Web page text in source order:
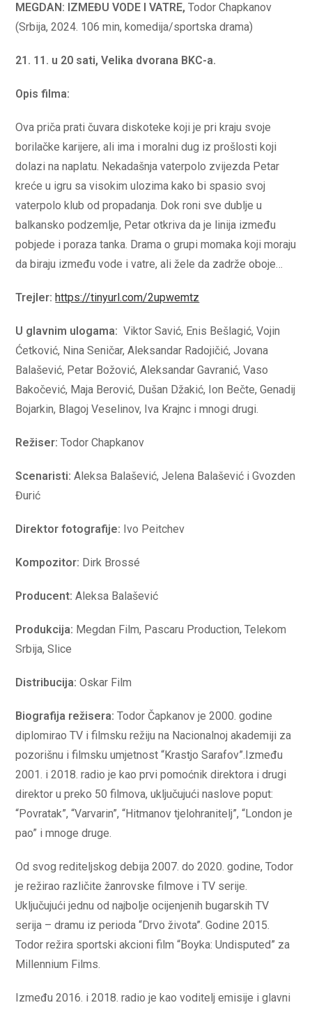
MEGDAN: IZMEĐU VODE I VATRE,Todor Chapkanov
(Srbija, 2024. 106 min, komedija/sportska drama)
21. 11. u 20 sati, Velika dvorana BKC-a.
Opis filma:
Ova priča prati čuvara diskoteke koji je pri kraju svoje
borilačke karijere, ali ima i moralni dug iz prošlosti koji
dolazi na naplatu. Nekadašnja vaterpolo zvijezda Petar
kreće u igru sa visokim ulozima kako bi spasio svoj
vaterpolo klub od propadanja. Dok roni sve dublje u
balkansko podzemlje, Petar otkriva da je linija između
pobjede i poraza tanka. Drama o grupi momaka koji moraju
da biraju između vode i vatre, ali žele da zadrže oboje…
Trejler: https://tinyurl.com/2upwemtz
U glavnim ulogama: Viktor Savić, Enis Bešlagić, Vojin
Ćetković, Nina Seničar, Aleksandar Radojičić, Jovana
Balašević, Petar Božović, Aleksandar Gavranić, Vaso
Bakočević, Maja Berović, Dušan Džakić, Ion Bečte, Genadij
Bojarkin, Blagoj Veselinov, Iva Krajnc i mnogi drugi.
Režiser: Todor Chapkanov
Scenaristi: Aleksa Balašević, Jelena Balašević i Gvozden
Đurić
Direktor fotografije: Ivo Peitchev
Kompozitor: Dirk Brossé
Producent: Aleksa Balašević
Produkcija: Megdan Film, Pascaru Production, Telekom
Srbija, Slice
Distribucija: Oskar Film
Biografija režisera: Todor Čapkanov je 2000. godine
diplomirao TV i filmsku režiju na Nacionalnoj akademiji za
pozorišnu i filmsku umjetnost “Krastjo Sarafov”.Između
2001. i 2018. radio je kao prvi pomoćnik direktora i drugi
direktor u preko 50 filmova, uključujući naslove poput:
“Povratak”, “Varvarin”, “Hitmanov tjelohranitelj”, “London je
pao” i mnoge druge.
Od svog rediteljskog debija 2007. do 2020. godine, Todor
je režirao različite žanrovske filmove i TV serije.
Uključujući jednu od najbolje ocijenjenih bugarskih TV
serija – dramu iz perioda “Drvo života”. Godine 2015.
Todor režira sportski akcioni film “Boyka: Undisputed” za
Millennium Films.
Između 2016. i 2018. radio je kao voditelj emisije i glavni